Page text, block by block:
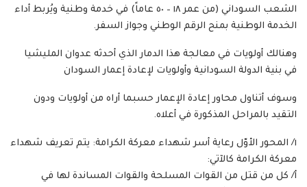
الشعب السوداني (من عمر ١٨ – ٥٠ عاماً) في خدمة وطنية ويُربط أداء
الخدمة الوطنية بمنح الرقم الوطني وجواز السفر.
وهنالك أولويات في معالجة هذا الدمار الذي أحدثه عدوان المليشيا
في بنية الدولة السودانية وأولويات لإعادة إعمار السودان
وسوف أتناول محاور إعادة الإعمار حسبما أراه من أولويات ودون
التقيد بالمراحل المذكورة في أعلاه.
١/ المحور الأوّل رعاية أسر شهداء معركة الكرامة: يتم تعريف شهداء
معركة الكرامة كالآتي:
أ/ كل من قتل من القوات المسلحة والقوات المساندة لها في